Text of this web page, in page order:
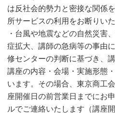
は反社会的勢力と密接な関係
所サービスの利用をお断りいた
・台風や地震などの自然災害
症拡大、講師の急病等の事由
修センターの判断に基づき、
講座の内容・会場・実施形態
います。その場合、東京商工
座開催日の前営業日までにお
ルでご連絡いたします（講座